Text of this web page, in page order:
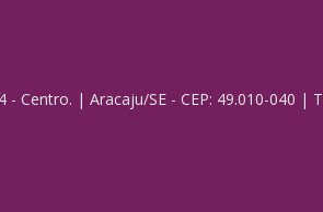
- Centro. | Aracaju/SE - CEP: 49.010-040 |